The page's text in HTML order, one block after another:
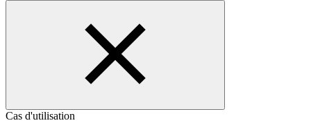
Cas d'utilisation